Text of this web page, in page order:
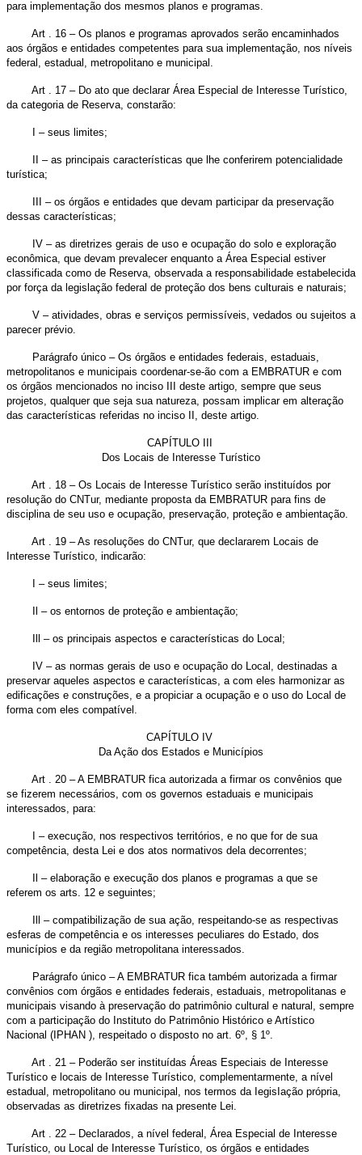
para implementação dos mesmos planos e programas.
Art . 16 – Os planos e programas aprovados serão encaminhados
aos órgãos e entidades competentes para sua implementação, nos níveis
federal, estadual, metropolitano e municipal.
Art . 17 – Do ato que declarar Área Especial de Interesse Turístico,
da categoria de Reserva, constarão:
I – seus limites;
II – as principais características que lhe conferirem potencialidade
turística;
III – os órgãos e entidades que devam participar da preservação
dessas características;
IV – as diretrizes gerais de uso e ocupação do solo e exploração
econômica, que devam prevalecer enquanto a Área Especial estiver
classificada como de Reserva, observada a responsabilidade estabelecida
por força da legislação federal de proteção dos bens culturais e naturais;
V – atividades, obras e serviços permissíveis, vedados ou sujeitos a
parecer prévio.
Parágrafo único – Os órgãos e entidades federais, estaduais,
metropolitanos e municipais coordenar-se-ão com a EMBRATUR e com
os órgãos mencionados no inciso III deste artigo, sempre que seus
projetos, qualquer que seja sua natureza, possam implicar em alteração
das características referidas no inciso II, deste artigo.
CAPÍTULO III
Dos Locais de Interesse Turístico
Art . 18 – Os Locais de Interesse Turístico serão instituídos por
resolução do CNTur, mediante proposta da EMBRATUR para fins de
disciplina de seu uso e ocupação, preservação, proteção e ambientação.
Art . 19 – As resoluções do CNTur, que declararem Locais de
Interesse Turístico, indicarão:
I – seus limites;
Il – os entornos de proteção e ambientação;
Ill – os principais aspectos e características do Local;
IV – as normas gerais de uso e ocupação do Local, destinadas a
preservar aqueles aspectos e características, a com eles harmonizar as
edificações e construções, e a propiciar a ocupação e o uso do Local de
forma com eles compatível.
CAPÍTULO IV
Da Ação dos Estados e Municípios
Art . 20 – A EMBRATUR fica autorizada a firmar os convênios que
se fizerem necessários, com os governos estaduais e municipais
interessados, para:
I – execução, nos respectivos territórios, e no que for de sua
competência, desta Lei e dos atos normativos dela decorrentes;
Il – elaboração e execução dos planos e programas a que se
referem os arts. 12 e seguintes;
Ill – compatibilização de sua ação, respeitando-se as respectivas
esferas de competência e os interesses peculiares do Estado, dos
municípios e da região metropolitana interessados.
Parágrafo único – A EMBRATUR fica também autorizada a firmar
convênios com órgãos e entidades federais, estaduais, metropolitanas e
municipais visando à preservação do patrimônio cultural e natural, sempre
com a participação do Instituto do Patrimônio Histórico e Artístico
Nacional (IPHAN ), respeitado o disposto no art. 6º, § 1º.
Art . 21 – Poderão ser instituídas Áreas Especiais de Interesse
Turístico e locais de Interesse Turístico, complementarmente, a nível
estadual, metropolitano ou municipal, nos termos da IegisIação própria,
observadas as diretrizes fixadas na presente Lei.
Art . 22 – Declarados, a nível federal, Área Especial de Interesse
Turístico, ou Local de Interesse Turístico, os órgãos e entidades